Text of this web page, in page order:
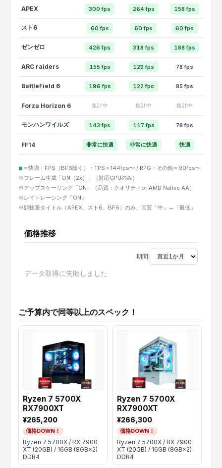
APEX 300 fps 264 fps 158 fps
スト6 60 fps 60 fps 60 fps
ゼンゼロ 426 fps 318 fps 188 fps
ARC raiders 155 fps 123 fps 78 fps
BattleField 6 196 fps 122 fps 85 fps
Forza Horizon 6 集計中 集計中 集計中
モンハンワイルズ 143 fps 117 fps 78 fps
FF14 非常に快適 非常に快適 快適
◼︎＝快適｜FPS（BF6除く）・TPS＝144fps〜 / RPG・その他＝90fps〜
※フレーム生成「ON（2x）」（対応GPUのみ）
※アップスケーリング「ON」（品質：クオリティor AMD Native AA）
※レイトレーシング「ON」
※競技系タイトル（APEX、スト6、BF6）のみ、画質「中」→「最低」
価格推移
期間:
データ取得に失敗しました
ご予算内で同等以上のスペック！
Ryzen 7 5700X
RX7900XT
¥265,200
価格DOWN！
Ryzen 7 5700X / RX 7900
XT (20GB) / 16GB (8GB×2)
DDR4
Ryzen 7 5700X
RX7900XT
¥266,300
価格DOWN！
Ryzen 7 5700X / RX 7900
XT (20GB) / 16GB (8GB×2)
DDR4